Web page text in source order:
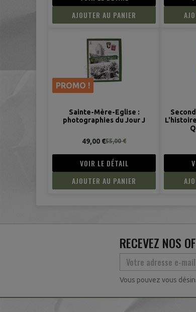
AJOUTER AU PANIER
PROMO !
Sainte-Mère-Eglise :
photographies du Jour J
49,00 €55,00 €
VOIR LE DÉTAIL
AJOUTER AU PANIER
RECEVEZ NOS
Vous pouvez vous